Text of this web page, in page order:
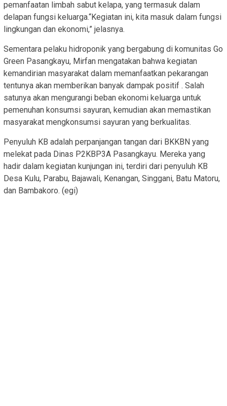
pemanfaatan limbah sabut kelapa, yang termasuk dalam
delapan fungsi keluarga.“Kegiatan ini, kita masuk dalam fungsi
lingkungan dan ekonomi,” jelasnya.
Sementara pelaku hidroponik yang bergabung di komunitas Go
Green Pasangkayu, Mirfan mengatakan bahwa kegiatan
kemandirian masyarakat dalam memanfaatkan pekarangan
tentunya akan memberikan banyak dampak positif . Salah
satunya akan mengurangi beban ekonomi keluarga untuk
pemenuhan konsumsi sayuran, kemudian akan memastikan
masyarakat mengkonsumsi sayuran yang berkualitas.
Penyuluh KB adalah perpanjangan tangan dari BKKBN yang
melekat pada Dinas P2KBP3A Pasangkayu. Mereka yang
hadir dalam kegiatan kunjungan ini, terdiri dari penyuluh KB
Desa Kulu, Parabu, Bajawali, Kenangan, Singgani, Batu Matoru,
dan Bambakoro. (egi)